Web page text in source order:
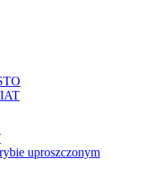
uproszczonym